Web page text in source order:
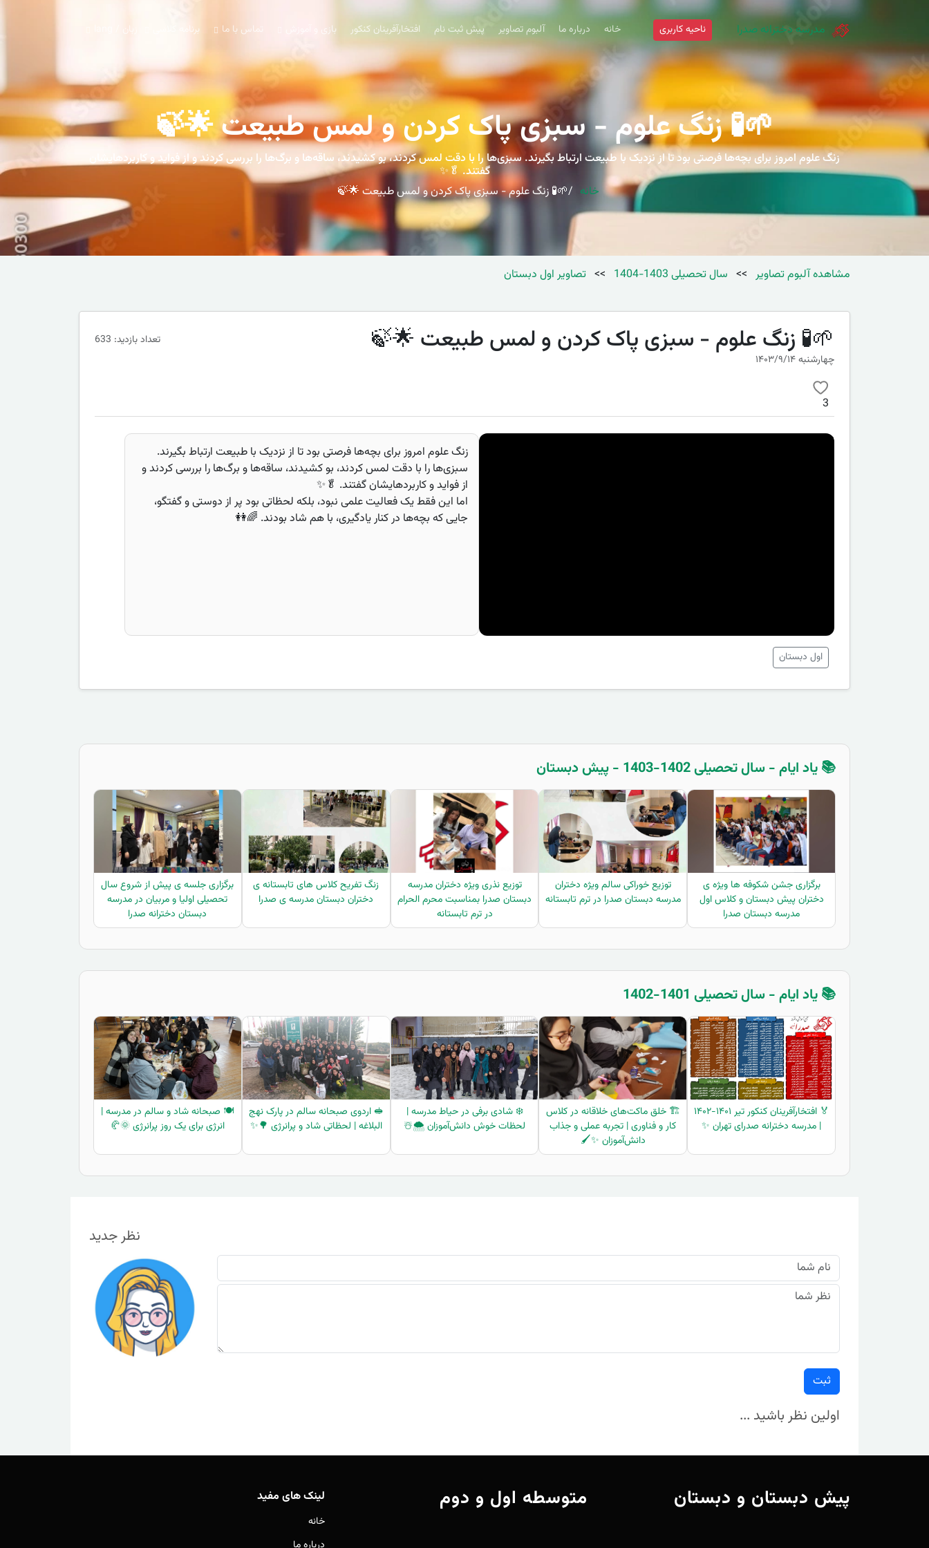
مدرسه دخترانه صدرا ناحیه کاربری خانه درباره ما آلبوم تصاویر پیش ثبت نام افتخارآفرینان کنکور بازی و آموزش تماس با ما برنامه کلاسی زبان / lang
🌱🧪 زنگ علوم - سبزی پاک کردن و لمس طبیعت 🌟🍃
زنگ علوم امروز برای بچه‌ها فرصتی بود تا از نزدیک با طبیعت ارتباط بگیرند. سبزی‌ها را با دقت لمس کردند، بو کشیدند، ساقه‌ها و برگ‌ها را بررسی کردند و از فواید و کاربردهایشان
گفتند. 🥬✨
خانه
🌱🧪 زنگ علوم - سبزی پاک کردن و لمس طبیعت 🌟🍃
مشاهده آلبوم تصاویر >> سال تحصیلی 1403-1404 >> تصاویر اول دبستان
🌱🧪 زنگ علوم - سبزی پاک کردن و لمس طبیعت 🌟🍃
تعداد بازدید: 633
چهارشنبه ۱۴۰۳/۹/۱۴
3
زنگ علوم امروز برای بچه‌ها فرصتی بود تا از نزدیک با طبیعت ارتباط بگیرند.
سبزی‌ها را با دقت لمس کردند، بو کشیدند، ساقه‌ها و برگ‌ها را بررسی کردند و
از فواید و کاربردهایشان گفتند. 🥬✨
اما این فقط یک فعالیت علمی نبود، بلکه لحظاتی بود پر از دوستی و گفتگو،
جایی که بچه‌ها در کنار یادگیری، با هم شاد بودند. 🌈👭
اول دبستان
📚 یاد ایام - سال تحصیلی 1402-1403 - پیش دبستان
برگزاری جشن شکوفه ها ویژه ی
دختران پیش دبستان و کلاس اول
مدرسه دبستان صدرا
توزیع خوراکی سالم ویژه دختران
مدرسه دبستان صدرا در ترم تابستانه
توزیع نذری ویژه دختران مدرسه
دبستان صدرا بمناسبت محرم الحرام
در ترم تابستانه
زنگ تفریح کلاس های تابستانه ی
دختران دبستان مدرسه ی صدرا
برگزاری جلسه ی پیش از شروع سال
تحصیلی اولیا و مربیان در مدرسه
دبستان دخترانه صدرا
📚 یاد ایام - سال تحصیلی 1401-1402
🏅 افتخارآفرینان کنکور تیر ۱۴۰۱-۱۴۰۲
| مدرسه دخترانه صدرای تهران ✨
🏗️ خلق ماکت‌های خلاقانه در کلاس
کار و فناوری | تجربه عملی و جذاب
دانش‌آموزان ✨🖌️
❄️ شادی برفی در حیاط مدرسه |
لحظات خوش دانش‌آموزان 🌨️☃️
🥪 اردوی صبحانه سالم در پارک نهج
البلاغه | لحظاتی شاد و پرانرژی 🌳✨
🍽️ صبحانه شاد و سالم در مدرسه |
انرژی برای یک روز پرانرژی 🌞🥐
نظر جدید
ثبت
اولین نظر باشید ...
پیش دبستان و دبستان متوسطه اول و دوم لینک های مفید
خانه